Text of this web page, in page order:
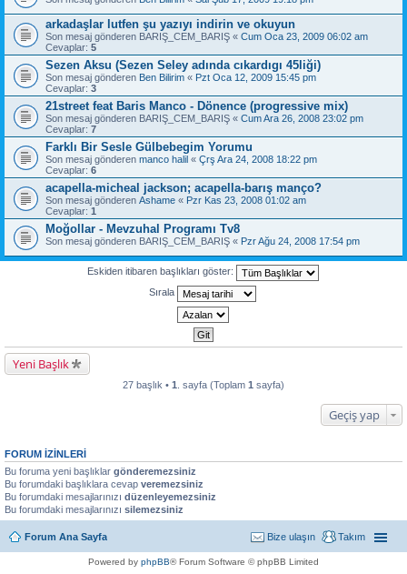
arkadaşlar lutfen şu yazıyı indirin ve okuyun
Son mesaj gönderen BARIŞ_CEM_BARIŞ « Cum Oca 23, 2009 06:02 am
Cevaplar: 5
Sezen Aksu (Sezen Seley adında cıkardıgı 45liği)
Son mesaj gönderen Ben Bilirim « Pzt Oca 12, 2009 15:45 pm
Cevaplar: 3
21street feat Baris Manco - Dönence (progressive mix)
Son mesaj gönderen BARIŞ_CEM_BARIŞ « Cum Ara 26, 2008 23:02 pm
Cevaplar: 7
Farklı Bir Sesle Gülbebegim Yorumu
Son mesaj gönderen manco halil « Çrş Ara 24, 2008 18:22 pm
Cevaplar: 6
acapella-micheal jackson; acapella-barış manço?
Son mesaj gönderen Ashame « Pzr Kas 23, 2008 01:02 am
Cevaplar: 1
Moğollar - Mevzuhal Programı Tv8
Son mesaj gönderen BARIŞ_CEM_BARIŞ « Pzr Ağu 24, 2008 17:54 pm
Eskiden itibaren başlıkları göster:
Sırala
Yeni Başlık
27 başlık • 1 . sayfa (Toplam 1 sayfa)
Geçiş yap
FORUM IZINLERI
Bu foruma yeni başlıklar gönderemezsiniz
Bu forumdaki başlıklara cevap veremezsiniz
Bu forumdaki mesajlarınızı düzenleyemezsiniz
Bu forumdaki mesajlarınızı silemezsiniz
Forum Ana Sayfa Takım
Bize ulaşın
Powered by phpBB® Forum Software © phpBB Limited